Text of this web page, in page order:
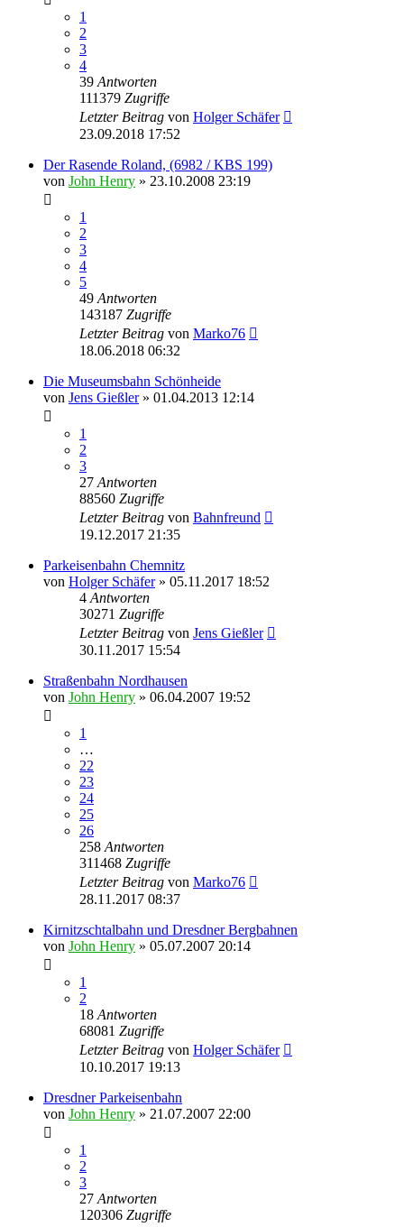
1
2
3
4
39 Antworten
111379 Zugriffe
Letzter Beitrag von Holger Schäfer
23.09.2018 17:52
Der Rasende Roland, (6982 / KBS 199)
von John Henry » 23.10.2008 23:19
1
2
3
4
5
49 Antworten
143187 Zugriffe
Letzter Beitrag von Marko76
18.06.2018 06:32
Die Museumsbahn Schönheide
von Jens Gießler» 01.04.2013 12:14
1
2
3
27 Antworten
88560 Zugriffe
Letzter Beitrag von Bahnfreund
19.12.2017 21:35
Parkeisenbahn Chemnitz
von Holger Schäfer» 05.11.2017 18:52
4 Antworten
30271 Zugriffe
Letzter Beitrag von Jens Gießler
30.11.2017 15:54
Straßenbahn Nordhausen
von John Henry » 06.04.2007 19:52
1
…
22
23
24
25
26
258 Antworten
311468 Zugriffe
Letzter Beitrag von Marko76
28.11.2017 08:37
Kirnitzschtalbahn und Dresdner Bergbahnen
von John Henry » 05.07.2007 20:14
1
2
18 Antworten
68081 Zugriffe
Letzter Beitrag von Holger Schäfer
10.10.2017 19:13
Dresdner Parkeisenbahn
von John Henry » 21.07.2007 22:00
1
2
3
27 Antworten
120306 Zugriffe